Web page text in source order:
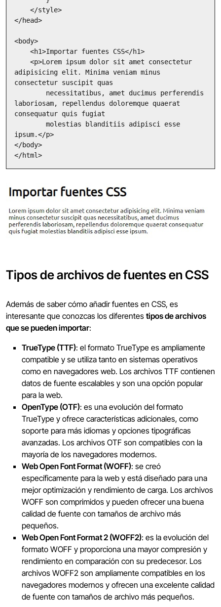
</head>
<body>
adipisicing elit. Minima veniam minus
consectetur suscipit quas
laboriosam, repellendus doloremque quaerat
consequatur quis fugiat
ipsum.</p>
</body>
</html>
Tipos de archivos de fuentes en CSS
Además de saber cómo añadir fuentes en CSS, es
interesante que conozcas los diferentes tipos de archivos
que se pueden importar:
TrueType (TTF): el formato TrueType es ampliamente
compatible y se utiliza tanto en sistemas operativos
como en navegadores web. Los archivos TTF contienen
datos de fuente escalables y son una opción popular
para la web.
OpenType (OTF): es una evolución del formato
TrueType y ofrece características adicionales, como
soporte para más idiomas y opciones tipográficas
avanzadas. Los archivos OTF son compatibles con la
mayoría de los navegadores modernos.
Web Open Font Format (WOFF): se creó
específicamente para la web y está diseñado para una
mejor optimización y rendimiento de carga. Los archivos
WOFF son comprimidos y pueden ofrecer una buena
calidad de fuente con tamaños de archivo más
pequeños.
Web Open Font Format 2 (WOFF2): es la evolución del
formato WOFF y proporciona una mayor compresión y
rendimiento en comparación con su predecesor. Los
archivos WOFF2 son ampliamente compatibles en los
navegadores modernos y ofrecen una excelente calidad
de fuente con tamaños de archivo más pequeños.